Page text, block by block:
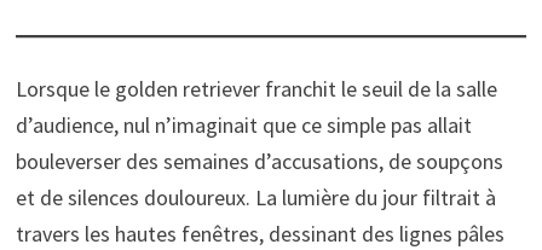
Lorsque le golden retriever franchit le seuil de la salle
d’audience, nul n’imaginait que ce simple pas allait
bouleverser des semaines d’accusations, de soupçons
et de silences douloureux. La lumière du jour filtrait à
travers les hautes fenêtres, dessinant des lignes pâles